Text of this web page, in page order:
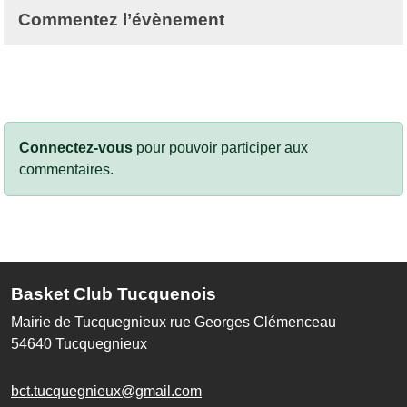
Commentez l’évènement
Connectez-vous pour pouvoir participer aux
commentaires.
Basket Club Tucquenois
Mairie de Tucquegnieux rue Georges Clémenceau
54640 Tucquegnieux
bct.tucquegnieux@gmail.com